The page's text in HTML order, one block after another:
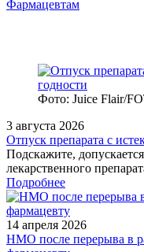
Фармацевтам
Фото: Juice Flair/
3 августа 2026
Отпуск препарата с
Подскажите,
лекарственного
Подробнее
14 апреля 2026
НМО после перерыва в